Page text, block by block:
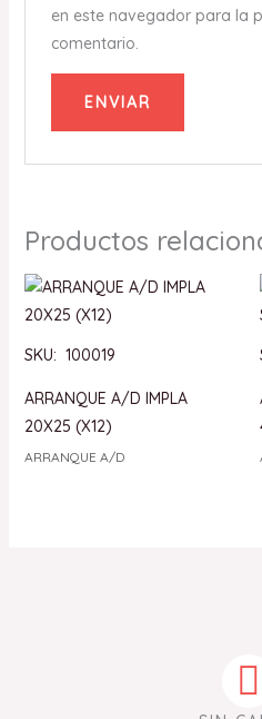
en este navegador para la
comentario.
Productos
SKU: 100019
ARRANQUE A/D IMPLA
20X25 (X12)
ARRANQUE A/D